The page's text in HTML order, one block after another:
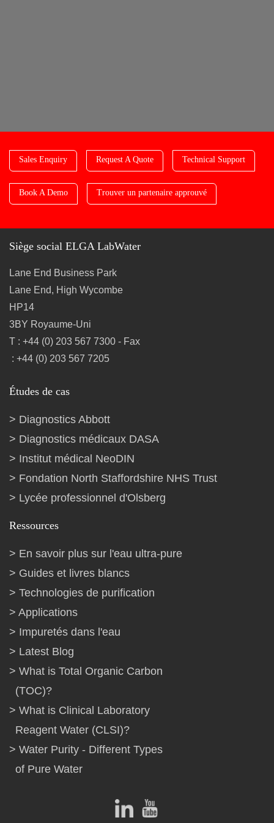
Sales Enquiry Request A Quote Technical Support
Book A Demo Trouver un partenaire approuvé
Siège social ELGA LabWater
Lane End Business Park
Lane End, High Wycombe
HP14
3BY Royaume-Uni
T : +44 (0) 203 567 7300 - Fax
: +44 (0) 203 567 7205
Études de cas
Diagnostics Abbott
Diagnostics médicaux DASA
Institut médical NeoDIN
Fondation North Staffordshire NHS Trust
Lycée professionnel d'Olsberg
Ressources
En savoir plus sur l'eau ultra-pure
Guides et livres blancs
Technologies de purification
Applications
Impuretés dans l'eau
Latest Blog
What is Total Organic Carbon
(TOC)?
What is Clinical Laboratory
Reagent Water (CLSI)?
Water Purity - Different Types
of Pure Water
Souhaitez-vous passer au site de votre
pays/langue pour voir le contenu spécifique à